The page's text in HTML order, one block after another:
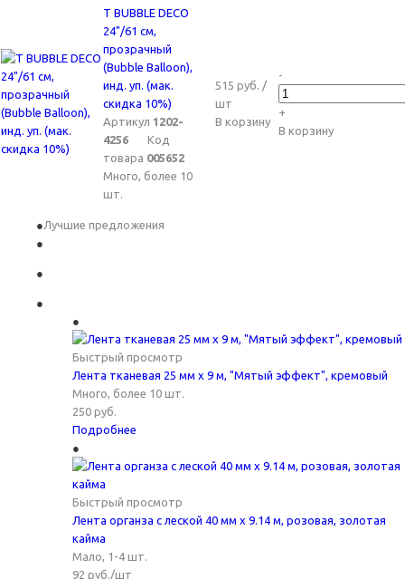
Т BUBBLE DECO
24"/61 см,
прозрачный
(Bubble Balloon),
инд. уп. (мак.
скидка 10%)
Артикул 1202-
4256 Код
товара 005652
Много, более 10
шт.
515 руб. /
шт
В корзину
-
+
В корзину
Лучшие предложения
Быстрый просмотр
Лента тканевая 25 мм х 9 м, "Мятый эффект", кремовый
Много, более 10 шт.
250 руб.
Подробнее
Быстрый просмотр
Лента органза с леской 40 мм х 9.14 м, розовая, золотая
кайма
Мало, 1-4 шт.
92 руб./шт